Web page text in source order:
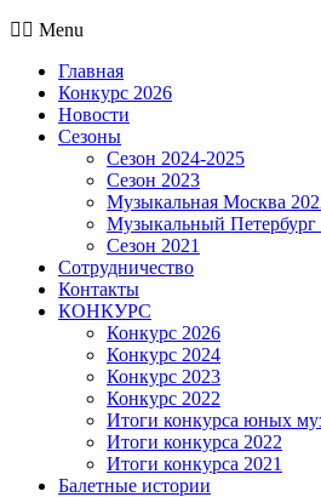
Menu
Главная
Конкурс 2026
Новости
Сезоны
Сезон 2024-2025
Сезон 2023
Музыкальная Москва
Музыкальный Петербург
Сезон 2021
Сотрудничество
Контакты
КОНКУРС
Конкурс 2026
Конкурс 2024
Конкурс 2023
Конкурс 2022
Итоги конкурса юных
Итоги конкурса 2022
Итоги конкурса 2021
Балетные истории